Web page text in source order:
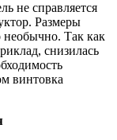
не справляется
Размеры
необычно. Так как
снизилась
винтовка